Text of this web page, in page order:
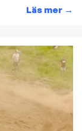
Läs mer →